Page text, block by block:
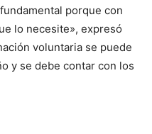
porque con
lo necesite», expresó
voluntaria se puede
y se debe contar con los